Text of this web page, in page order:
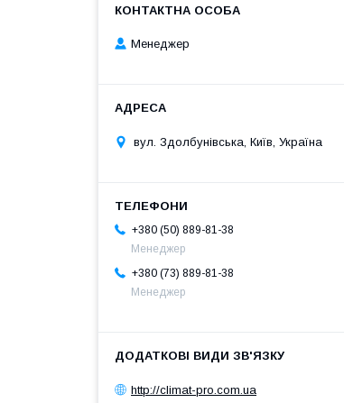
Менеджер
вул. Здолбунівська, Київ, Україна
+380 (50) 889-81-38
Менеджер
+380 (73) 889-81-38
Менеджер
http://climat-pro.com.ua